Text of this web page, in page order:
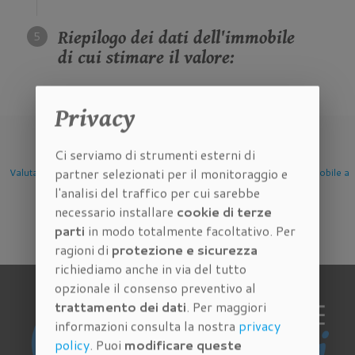
Riepilogo dei dati dell'immobile
di cui stimare il valore:
Immobile
Valutazione Immobile a
Firenze
Valutazione Immobile a
Scandicci
Privacy
Ci serviamo di strumenti esterni di
partner selezionati per il monitoraggio e
l'analisi del traffico per cui sarebbe
necessario installare cookie di terze
parti in modo totalmente facoltativo. Per
ragioni di protezione e sicurezza
richiediamo anche in via del tutto
opzionale il consenso preventivo al
trattamento dei dati. Per maggiori
informazioni consulta la nostra privacy
policy. Puoi modificare queste